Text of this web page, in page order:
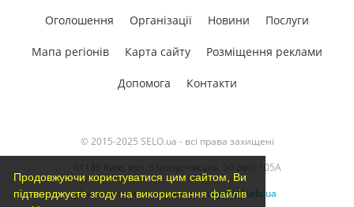
Продовжуючи користуватися цим сайтом, Ви
підтверджуєте згоду на використання файлів
© 2015-2025 SELO.ua - всі права захищені
01135 Київ, вул. Златоустівська, 50 офіс 105А
З усіх питань звертайтесьsupport@selo.ua
Оголошення Організації Новини Послуги
Мапа регіонів Карта сайту Розміщення реклами
Допомога Контакти